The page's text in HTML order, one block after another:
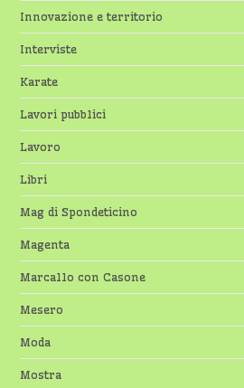
Innovazione e territorio
Interviste
Karate
Lavori pubblici
Lavoro
Libri
Mag di Spondeticino
Magenta
Marcallo con Casone
Mesero
Moda
Mostra